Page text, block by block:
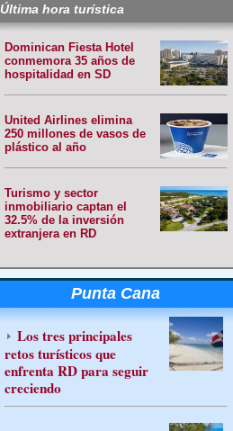
Última hora turística
Dominican Fiesta Hotel
conmemora 35 años de
hospitalidad en SD
United Airlines elimina
250 millones de vasos de
plástico al año
Turismo y sector
inmobiliario captan el
32.5% de la inversión
extranjera en RD
Punta Cana
Los tres principales
retos turísticos que
enfrenta RD para seguir
creciendo